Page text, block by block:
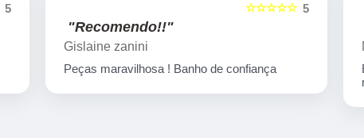
5 5
☆☆☆☆☆
"Recomendo!!"
Marcelo Nicchio
Empresa corretíssima, banho de confiança